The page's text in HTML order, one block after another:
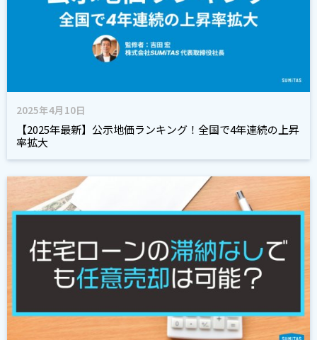
2025年4月10日
【2025年最新】公示地価ランキング！全国で4年連続の上昇
率拡大